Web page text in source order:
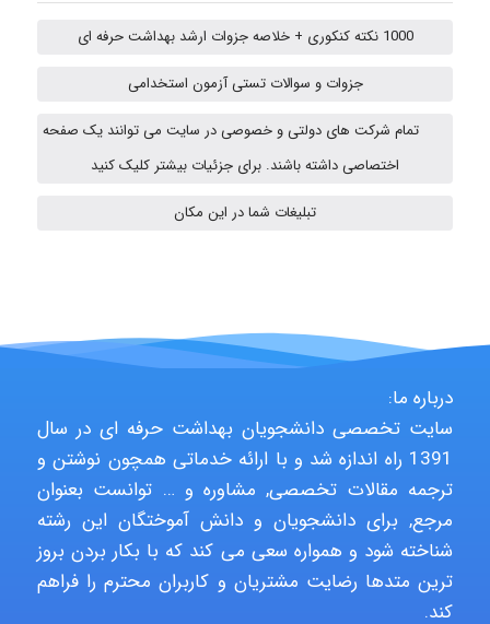
Jafar Tym
Poubakhtiari
Alirez0990
hosein abdolvand
1000 نکته کنکوری + خلاصه جزوات ارشد بهداشت حرفه ای
جزوات و سوالات تستی آزمون استخدامی
تمام شرکت های دولتی و خصوصی در سایت می توانند یک صفحه
اختصاصی داشته باشند. برای جزئیات بیشتر کلیک کنید
تبلیغات شما در این مکان
درباره ما:
سایت تخصصی دانشجویان بهداشت حرفه ای در سال
1391 راه اندازه شد و با ارائه خدماتی همچون نوشتن و
ترجمه مقالات تخصصی, مشاوره و … توانست بعنوان
مرجع, برای دانشجویان و دانش آموختگان این رشته
شناخته شود و همواره سعی می کند که با بکار بردن بروز
ترین متدها رضایت مشتریان و کاربران محترم را فراهم
کند.